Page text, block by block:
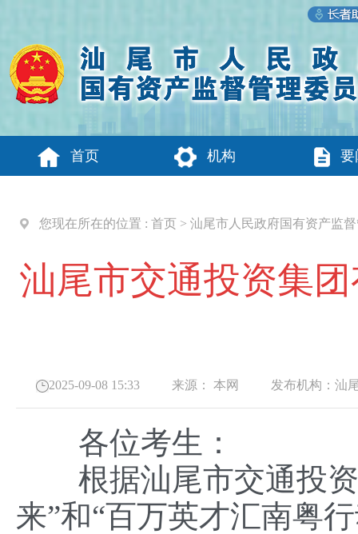
首页 机构 要
您现在所在的位置 : 首页 > 汕尾市人民政府国有资产监
汕尾市交通投资集
2025-09-08 15:33 来源： 本网 发布机构： 汕
各位考生：
根据汕尾市交通投资
来”和“百万英才汇南粤